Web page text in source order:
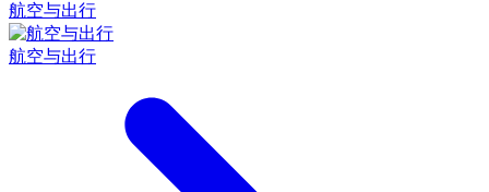
航空与出行
航空与出行